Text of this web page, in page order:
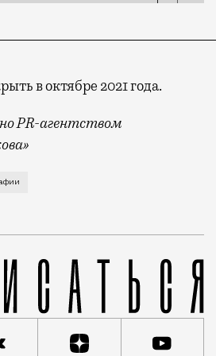
в октябре 2021 года.
PR-агентством
звучит как-то